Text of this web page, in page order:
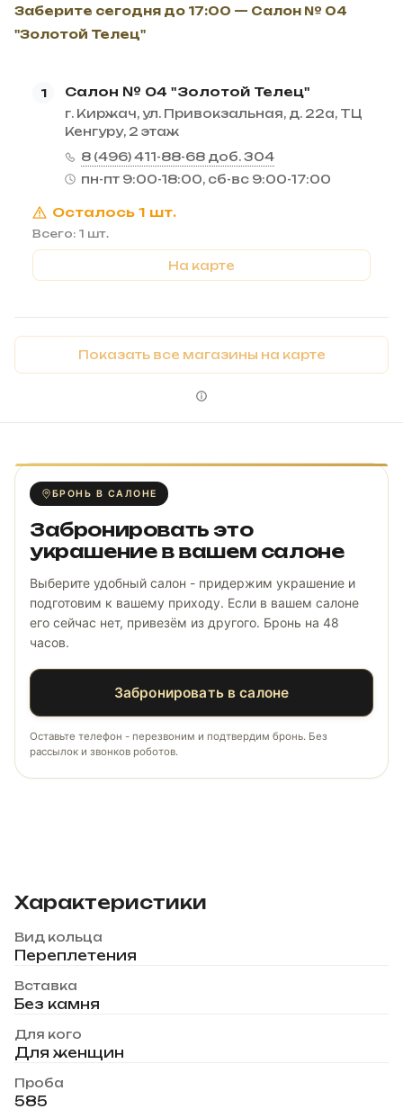
Заберите сегодня до 17:00 — Салон № 04
"Золотой Телец"
1 Салон № 04 "Золотой Телец"
г. Киржач, ул. Привокзальная, д. 22а, ТЦ
Кенгуру, 2 этаж
8 (496) 411-88-68 доб. 304
пн-пт 9:00-18:00, сб-вс 9:00-17:00
Осталось 1 шт.
Всего: 1 шт.
На карте
Показать все магазины на карте
БРОНЬ В САЛОНЕ
Забронировать это
украшение в вашем салоне
Выберите удобный салон - придержим украшение и
подготовим к вашему приходу. Если в вашем салоне
его сейчас нет, привезём из другого. Бронь на 48
часов.
Забронировать в салоне
Оставьте телефон - перезвоним и подтвердим бронь. Без
рассылок и звонков роботов.
Характеристики
Вид кольца
Переплетения
Вставка
Без камня
Для кого
Для женщин
Проба
585